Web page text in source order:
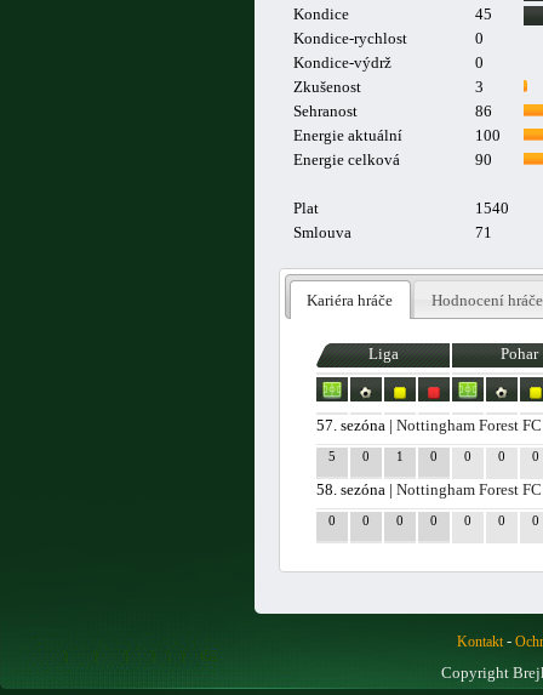
Kondice
45
Kondice-rychlost
0
Kondice-výdrž
0
Zkušenost
3
Sehranost
86
Energie aktuální
100
Energie celková
90
Plat
1540
Smlouva
71
Kariéra hráče Hodnocení hráče
Liga Pohar
57. sezóna |Nottingham Forest FC
5 0 1 0 0 0 0
58. sezóna |Nottingham Forest FC
0 0 0 0 0 0 0
Kontakt-
Copyright